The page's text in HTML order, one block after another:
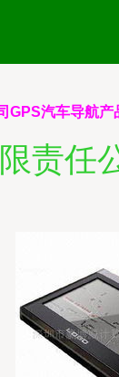
GPS汽车导航产
责任